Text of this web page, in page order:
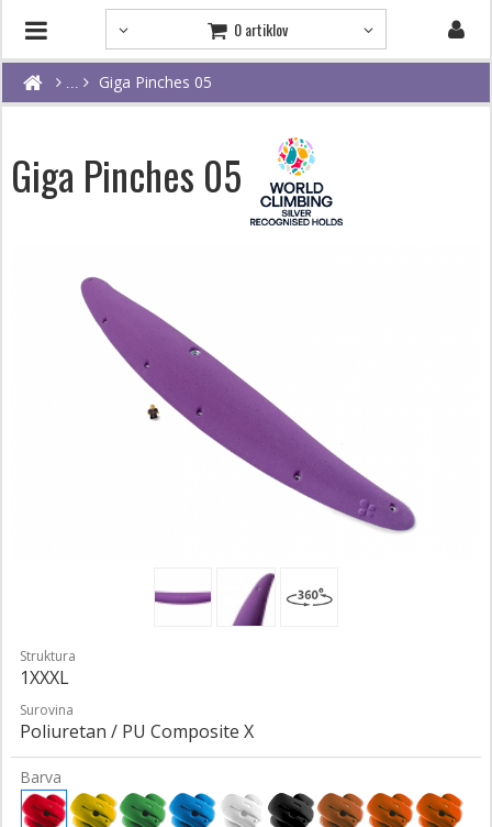
0 artiklov
Giga Pinches 05
Giga Pinches 05
Struktura
1XXXL
Surovina
Poliuretan / PU Composite X
Barva